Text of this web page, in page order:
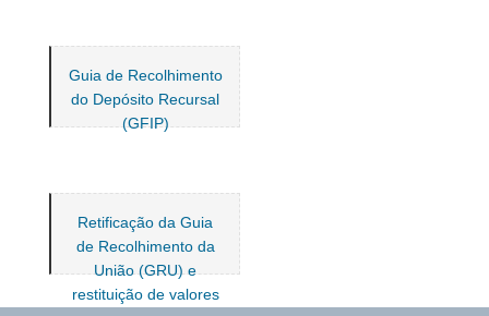
Guia de Recolhimento
do Depósito Recursal
(GFIP)
Retificação da Guia
de Recolhimento da
União (GRU) e
restituição de valores